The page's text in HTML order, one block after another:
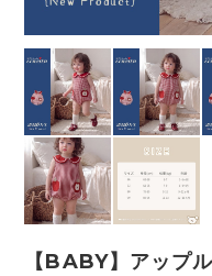
【BABY】アップ